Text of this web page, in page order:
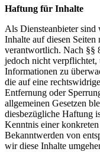
Haftung für Inhalte
Als Diensteanbieter
Inhalte auf diesen Seiten
verantwortlich. Nach §§
jedoch nicht verpflichtet,
Informationen zu
die auf eine
Entfernung oder
allgemeinen Gesetzen
diesbezügliche Haftung
Kenntnis einer
Bekanntwerden von
wir diese Inhalte